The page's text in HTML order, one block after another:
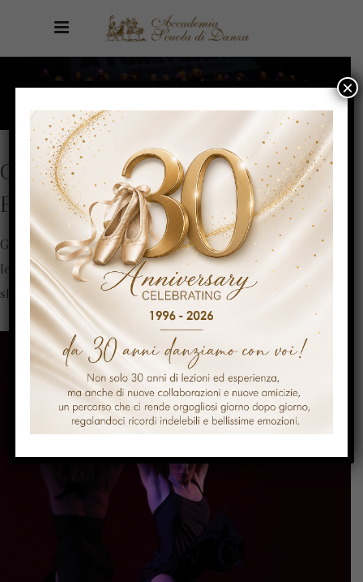
GALLERIA
GALLERIA
FOTOGRAFICA
Gli scatti più belli ed emozionantifatti durante saggi e
lezioni. Le foto che immortalano
momenti, passione,
sforzo e tanto amore per la danza.
×